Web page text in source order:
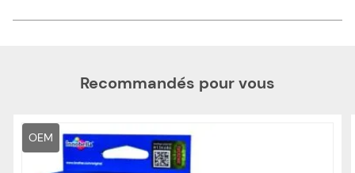
Recommandés pour vous
OEM